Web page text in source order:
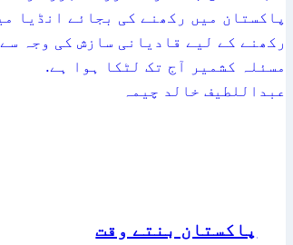
پاکستان بنتے وقت